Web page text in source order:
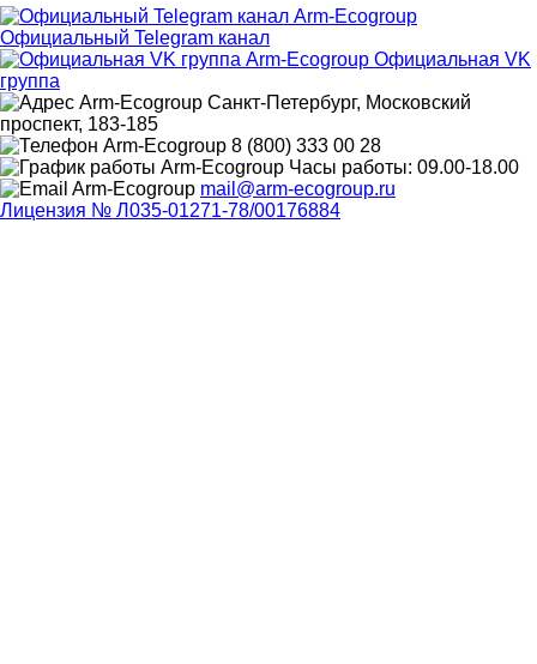
Официальный Telegram канал
Официальная VK
группа
Санкт-Петербург, Московский
проспект, 183-185
8 (800) 333 00 28
Часы работы: 09.00-18.00
mail@arm-ecogroup.ru
Лицензия № Л035-01271-78/00176884